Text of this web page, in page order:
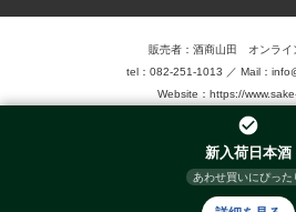
新入荷日本酒
あわせ買いにぴった
販売者：酒商山田 オンライ
tel：082-251-1013 ／ Mail：
Website： https://
未成年者の飲酒は、法律で禁じ
当店では、20歳以上の年齢であることを確認 でき
©2016.Sake-Show Yamada Inc.